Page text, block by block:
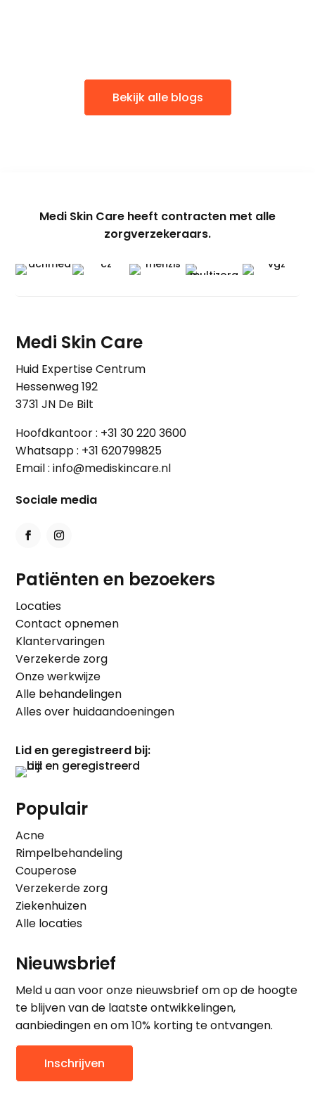
Bekijk alle blogs
Medi Skin Care heeft contracten met alle
zorgverzekeraars.
Medi Skin Care
Huid Expertise Centrum
Hessenweg 192
3731 JN De Bilt
Hoofdkantoor : +31 30 220 3600
Whatsapp : +31 620799825
Email : info@mediskincare.nl
Sociale media
Patiënten en bezoekers
Locaties
Contact opnemen
Klantervaringen
Verzekerde zorg
Onze werkwijze
Alle behandelingen
Alles over huidaandoeningen
Lid en geregistreerd bij:
Populair
Acne
Rimpelbehandeling
Couperose
Verzekerde zorg
Ziekenhuizen
Alle locaties
Nieuwsbrief
Meld u aan voor onze nieuwsbrief om op de hoogte
te blijven van de laatste ontwikkelingen,
aanbiedingen en om 10% korting te ontvangen.
Inschrijven